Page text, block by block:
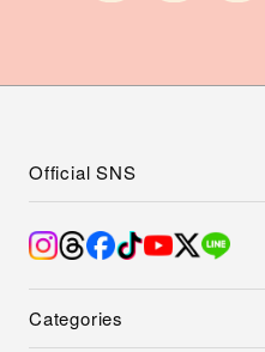
Categories
Official SNS